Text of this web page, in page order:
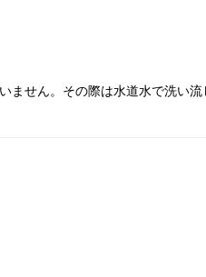
せん。その際は水道水で洗い流